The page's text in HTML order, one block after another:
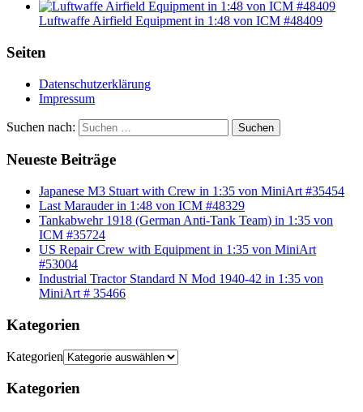
Luftwaffe Airfield Equipment in 1:48 von ICM #48409
Seiten
Datenschutzerklärung
Impressum
Suchen nach: Suchen
Neueste Beiträge
Japanese M3 Stuart with Crew in 1:35 von MiniArt #35454
Last Marauder in 1:48 von ICM #48329
Tankabwehr 1918 (German Anti-Tank Team) in 1:35 von
ICM #35724
US Repair Crew with Equipment in 1:35 von MiniArt
#53004
Industrial Tractor Standard N Mod 1940-42 in 1:35 von
MiniArt # 35466
Kategorien
Kategorien
Kategorien